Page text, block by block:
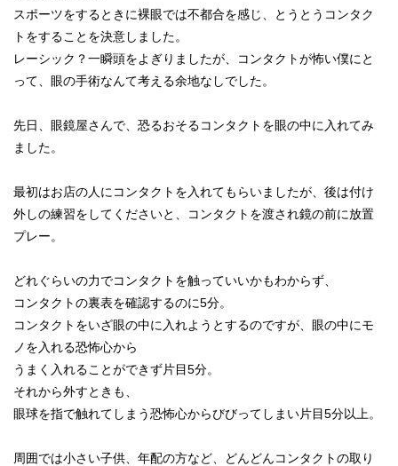
スポーツをするときに裸眼では不都合を感じ、とうとうコンタク
トをすることを決意しました。
レーシック？一瞬頭をよぎりましたが、コンタクトが怖い僕にと
って、眼の手術なんて考える余地なしでした。
先日、眼鏡屋さんで、恐るおそるコンタクトを眼の中に入れてみ
ました。
最初はお店の人にコンタクトを入れてもらいましたが、後は付け
外しの練習をしてくださいと、コンタクトを渡され鏡の前に放置
プレー。
どれぐらいの力でコンタクトを触っていいかもわからず、
コンタクトの裏表を確認するのに5分。
コンタクトをいざ眼の中に入れようとするのですが、眼の中にモ
ノを入れる恐怖心から
うまく入れることができず片目5分。
それから外すときも、
眼球を指で触れてしまう恐怖心からびびってしまい片目5分以上。
周囲では小さい子供、年配の方など、どんどんコンタクトの取り